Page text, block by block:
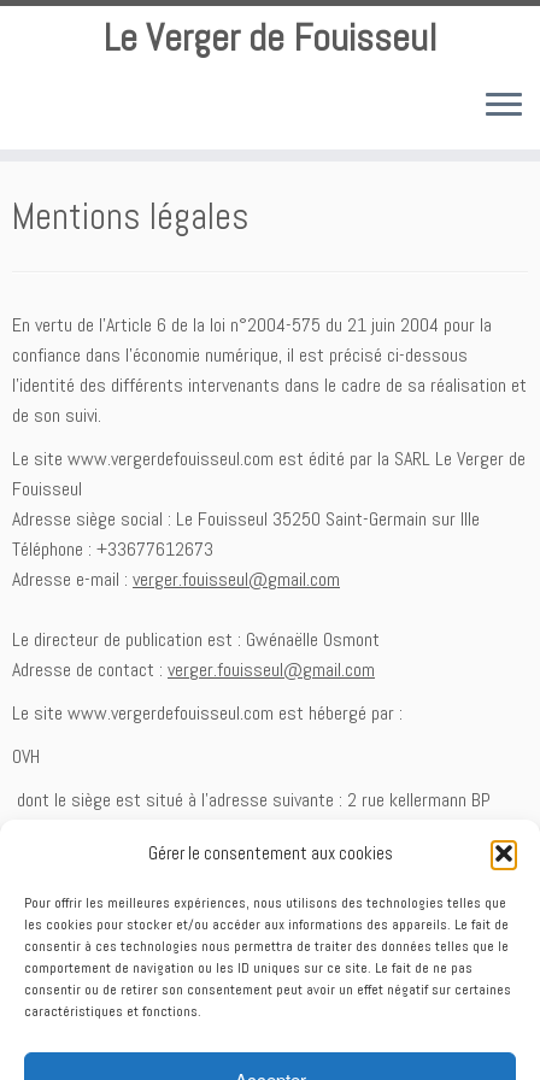
Gérer le consentement aux cookies
Pour offrir les meilleures expériences, nous utilisons des technologies telles que
les cookies pour stocker et/ou accéder aux informations des appareils. Le fait de
consentir à ces technologies nous permettra de traiter des données telles que le
comportement de navigation ou les ID uniques sur ce site. Le fait de ne pas
consentir ou de retirer son consentement peut avoir un effet négatif sur certaines
caractéristiques et fonctions.
au
contenu
Le Verger de Fouisseul
Mentions légales
En vertu de l’Article 6 de la loi n°2004-575 du 21 juin 2004 pour la
confiance dans l’économie numérique, il est précisé ci-dessous
l’identité des différents intervenants dans le cadre de sa réalisation et
de son suivi.
Le site www.vergerdefouisseul.com est édité par la SARL Le Verger de
Fouisseul
Adresse siège social : Le Fouisseul 35250 Saint-Germain sur Ille
Téléphone : +33677612673
Adresse e-mail : verger.fouisseul@gmail.com
Le directeur de publication est : Gwénaëlle Osmont
Adresse de contact : verger.fouisseul@gmail.com
Le site www.vergerdefouisseul.com est hébergé par :
OVH
dont le siège est situé à l’adresse suivante : 2 rue kellermann BP
Le verger de Fouisseul , représentée par Gwénaëlle Osmont, est une
SARL au capital de 13.000€.
N° Siret : 814 363 131 enregistré au RCS de Rennes
Numéro de TVA intracommunautaire : FR 69 814363131
Crédit textes et photos : Christophe Osmont et Gwénaëlle Osmont